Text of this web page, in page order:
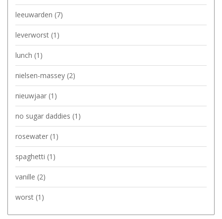
leeuwarden (7)
leverworst (1)
lunch (1)
nielsen-massey (2)
nieuwjaar (1)
no sugar daddies (1)
rosewater (1)
spaghetti (1)
vanille (2)
worst (1)